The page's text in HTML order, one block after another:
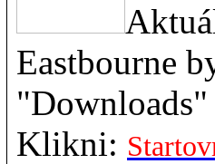
Eastbourne
Klikni: